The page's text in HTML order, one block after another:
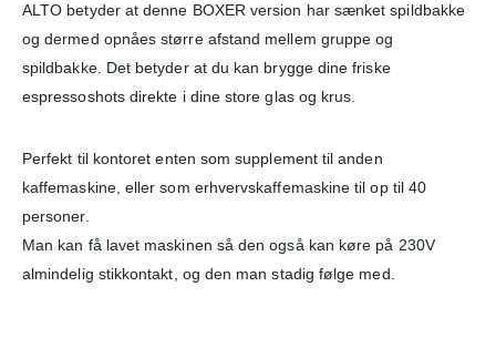
ALTO betyder at denne BOXER version har sænket spildbakke
og dermed opnåes større afstand mellem gruppe og
spildbakke. Det betyder at du kan brygge dine friske
espressoshots direkte i dine store glas og krus.
Perfekt til kontoret enten som supplement til anden
kaffemaskine, eller som erhvervskaffemaskine til op til 40
personer.
Man kan få lavet maskinen så den også kan køre på 230V
almindelig stikkontakt, og den man stadig følge med.